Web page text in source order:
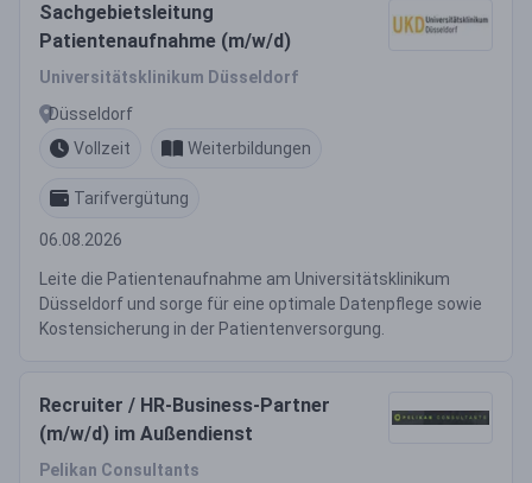
Sachgebietsleitung
Patientenaufnahme (m/w/d)
Universitätsklinikum Düsseldorf
Düsseldorf
Vollzeit
Weiterbildungen
Tarifvergütung
06.08.2026
Leite die Patientenaufnahme am Universitätsklinikum
Düsseldorf und sorge für eine optimale Datenpflege sowie
Kostensicherung in der Patientenversorgung.
Recruiter / HR-Business-Partner
(m/w/d) im Außendienst
Pelikan Consultants